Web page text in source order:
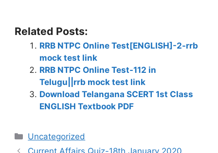
Related Posts:
RRB NTPC Online Test[ENGLISH]-2-rrb
mock test link
RRB NTPC Online Test-112 in
Telugu||rrb mock test link
Download Telangana SCERT 1st Class
ENGLISH Textbook PDF
Categories
Uncategorized